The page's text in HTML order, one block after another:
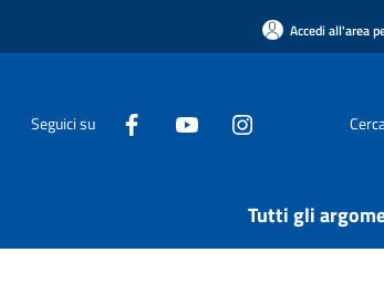
Accedi all'area
Seguici su
Tutti gli